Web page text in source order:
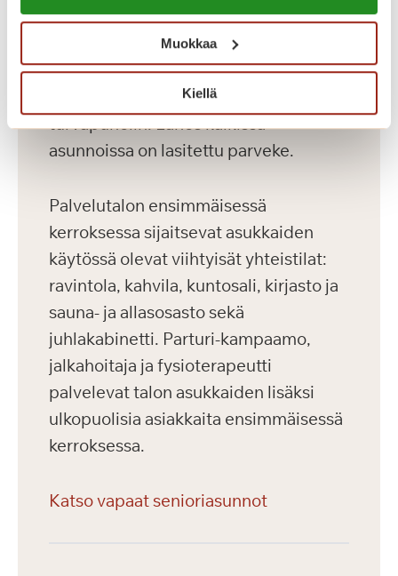
Muokkaa
Kiellä
omassa kodissasi, jonka voit sisustaa
mieleiseksesi. Kaikissa asunnoissa on
avara pohjaratkaisu, nykyaikainen
keittiö, esteetön kylpyhuone sekä
turvapuhelin. Lähes kaikissa
asunnoissa on lasitettu parveke.
Palvelutalon ensimmäisessä
kerroksessa sijaitsevat asukkaiden
käytössä olevat viihtyisät yhteistilat:
ravintola, kahvila, kuntosali, kirjasto ja
sauna- ja allasosasto sekä
juhlakabinetti. Parturi-kampaamo,
jalkahoitaja ja fysioterapeutti
palvelevat talon asukkaiden lisäksi
ulkopuolisia asiakkaita ensimmäisessä
kerroksessa.
Katso vapaat senioriasunnot